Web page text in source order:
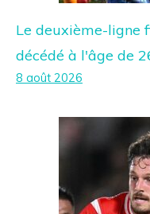
Le deuxième-ligne
décédé à l'âge de
8 août 2026